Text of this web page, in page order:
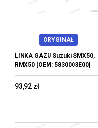
ORYGINAŁ
LINKA GAZU Suzuki SMX50,
RMX50 [OEM: 5830003E00]
93,92 zł